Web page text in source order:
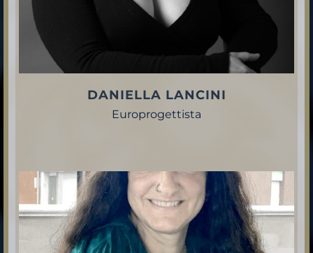
DANIELLA LANCINI
Europrogettista